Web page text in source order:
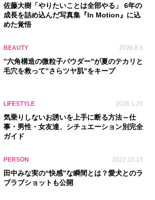
佐藤大樹「やりたいことは全部やる」 6年の
成長を詰め込んだ写真集『In Motion』に込
めた覚悟
BEAUTY 2026.8.5
‟六角構造の微粒子パウダー”が夏のテカリと
毛穴を救って‟さらツヤ肌”をキープ
LIFESTYLE 2026.1.25
気乗りしないお誘いを上手に断る方法～仕
事・男性・女友達、シチュエーション別完全
ガイド
PERSON 2022.10.15
田中みな実の“快感”な瞬間とは？愛犬とのラ
ブラブショットも公開